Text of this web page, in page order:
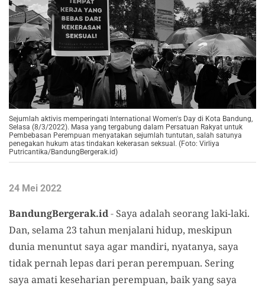
Sejumlah aktivis memperingati International Women's Day di Kota Bandung,
Selasa (8/3/2022). Masa yang tergabung dalam Persatuan Rakyat untuk
Pembebasan Perempuan menyatakan sejumlah tuntutan, salah satunya
penegakan hukum atas tindakan kekerasan seksual. (Foto: Virliya
Putricantika/BandungBergerak.id)
24 Mei 2022
BandungBergerak.id- Saya adalah seorang laki-laki.
Dan, selama 23 tahun menjalani hidup, meskipun
dunia menuntut saya agar mandiri, nyatanya, saya
tidak pernah lepas dari peran perempuan. Sering
saya amati keseharian perempuan, baik yang saya